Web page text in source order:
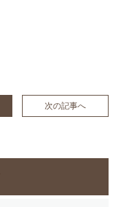
次の記事へ